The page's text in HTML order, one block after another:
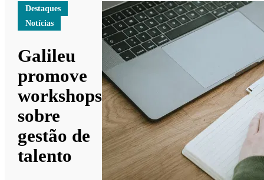
Destaques
Notícias
Galileu
promove
workshops
sobre
gestão de
talento